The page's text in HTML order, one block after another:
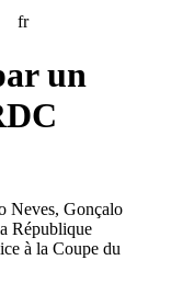
fr
un
Neves, Gonçalo
République
à la Coupe du